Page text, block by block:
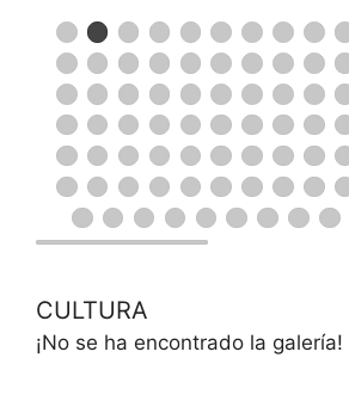
CULTURA
¡No se ha encontrado la galería!